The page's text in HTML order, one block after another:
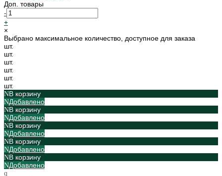
Доп. товары
-
+
×
Выбрано максимальное количество, доступное для заказа
шт.
шт.
шт.
шт.
шт.
шт.
В корзину
Добавлено
В корзину
Добавлено
В корзину
Добавлено
В корзину
Добавлено
В корзину
Добавлено